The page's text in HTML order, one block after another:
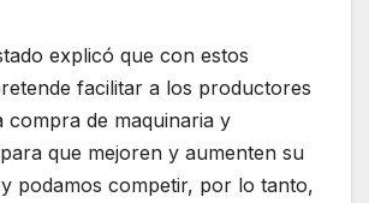
explicó que con estos
facilitar a los productores
compra de maquinaria y
que mejoren y aumenten su
podamos competir, por lo tanto,